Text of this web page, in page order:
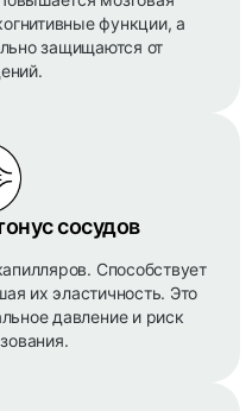
функции, а
защищаются от
сосудов
Способствует
их эластичность. Это
давление и риск